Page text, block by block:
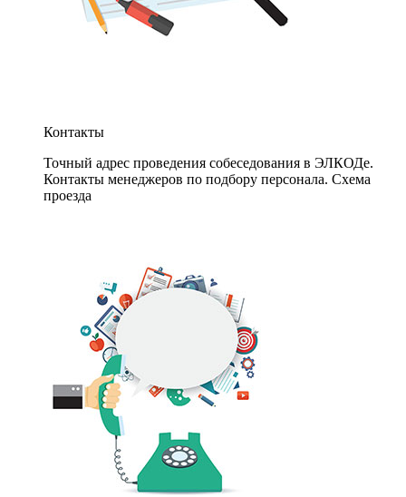
Контакты
Точный адрес проведения собеседования в ЭЛКОДе.
Контакты менеджеров по подбору персонала. Схема
проезда